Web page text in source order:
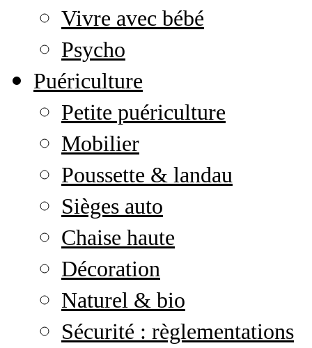
Vivre avec bébé
Psycho
Puériculture
Petite puériculture
Mobilier
Poussette & landau
Sièges auto
Chaise haute
Décoration
Naturel & bio
Sécurité : règlementations